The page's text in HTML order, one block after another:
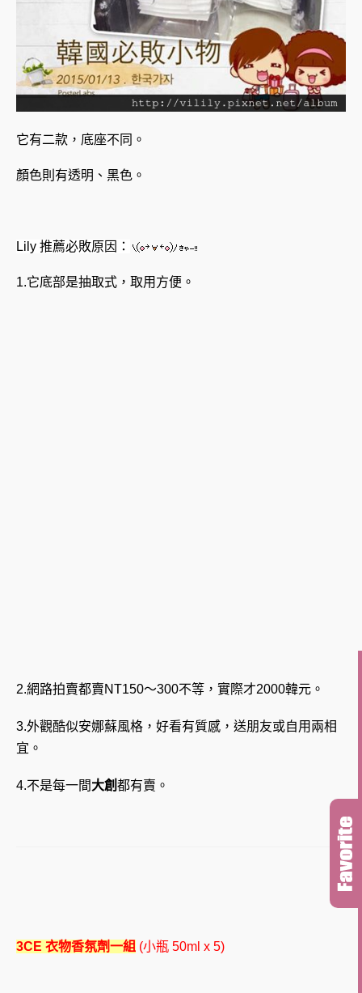
它有二款，底座不同。
顏色則有透明、黑色。
Lily 推薦必敗原因：
1.它底部是抽取式，取用方便。
2.網路拍賣都賣NT150～300不等，實際才2000韓元。
3.外觀酷似安娜蘇風格，好看有質感，送朋友或自用兩相
宜。
4.不是每一間大創都有賣。
3CE 衣物香氛劑一組 (小瓶 50ml x 5)